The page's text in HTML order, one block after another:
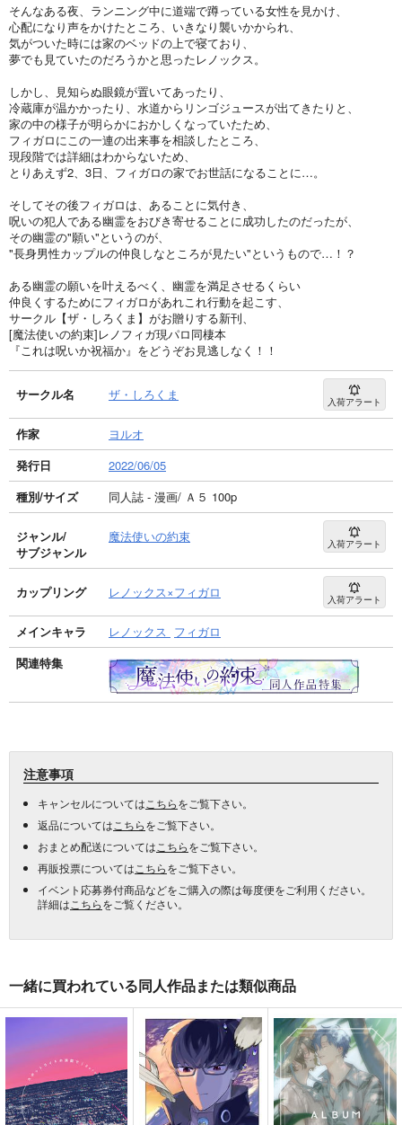
そんなある夜、ランニング中に道端で蹲っている女性を見かけ、
心配になり声をかけたところ、いきなり襲いかかられ、
気がついた時には家のベッドの上で寝ており、
夢でも見ていたのだろうかと思ったレノックス。
しかし、見知らぬ眼鏡が置いてあったり、
冷蔵庫が温かかったり、水道からリンゴジュースが出てきたりと、
家の中の様子が明らかにおかしくなっていたため、
フィガロにこの一連の出来事を相談したところ、
現段階では詳細はわからないため、
とりあえず2、3日、フィガロの家でお世話になることに…。
そしてその後フィガロは、あることに気付き、
呪いの犯人である幽霊をおびき寄せることに成功したのだったが、
その幽霊の"願い"というのが、
"長身男性カップルの仲良しなところが見たい"というもので…！？
ある幽霊の願いを叶えるべく、幽霊を満足させるくらい
仲良くするためにフィガロがあれこれ行動を起こす、
サークル【ザ・しろくま】がお贈りする新刊、
[魔法使いの約束]レノフィガ現パロ同棲本
『これは呪いか祝福か』をどうぞお見逃しなく！！
サークル名 ザ・しろくま 入荷アラート
作家
ヨルオ
発行日
2022/06/05
種別/サイズ
同人誌 - 漫画/ Ａ５ 100p
ジャンル/
サブジャンル
魔法使いの約束 入荷アラート
カップリング レノックス×フィガロ 入荷アラート
メインキャラ レノックス フィガロ
関連特集
注意事項
キャンセルについては こちらをご覧下さい。
返品については こちらをご覧下さい。
おまとめ配送については こちらをご覧下さい。
再販投票については こちらをご覧下さい。
イベント応募券付商品などをご購入の際は毎度便をご利用ください。
詳細は こちらをご覧ください。
一緒に買われている同人作品または類似商品